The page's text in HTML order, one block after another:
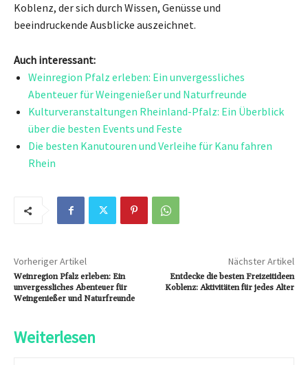
Koblenz, der sich durch Wissen, Genüsse und
beeindruckende Ausblicke auszeichnet.
Auch interessant:
Weinregion Pfalz erleben: Ein unvergessliches
Abenteuer für Weingenießer und Naturfreunde
Kulturveranstaltungen Rheinland-Pfalz: Ein Überblick
über die besten Events und Feste
Die besten Kanutouren und Verleihe für Kanu fahren
Rhein
Vorheriger Artikel
Weinregion Pfalz erleben: Ein
unvergessliches Abenteuer für
Weingenießer und Naturfreunde
Nächster Artikel
Entdecke die besten Freizeitideen
Koblenz: Aktivitäten für jedes Alter
Weiterlesen